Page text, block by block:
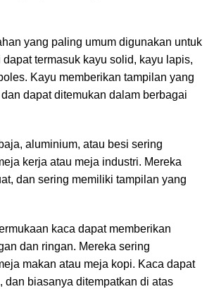
yang paling umum digunakan untuk
dapat termasuk kayu solid, kayu lapis,
Kayu memberikan tampilan yang
dapat ditemukan dalam berbagai
aluminium, atau besi sering
kerja atau meja industri. Mereka
dan sering memiliki tampilan yang
kaca dapat memberikan
dan ringan. Mereka sering
makan atau meja kopi. Kaca dapat
dan biasanya ditempatkan di atas